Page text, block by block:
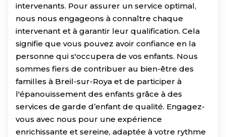
intervenants. Pour assurer un service optimal,
nous nous engageons à connaître chaque
intervenant et à garantir leur qualification. Cela
signifie que vous pouvez avoir confiance en la
personne qui s'occupera de vos enfants. Nous
sommes fiers de contribuer au bien-être des
familles à Breil-sur-Roya et de participer à
l'épanouissement des enfants grâce à des
services de garde d’enfant de qualité. Engagez-
vous avec nous pour une expérience
enrichissante et sereine, adaptée à votre rythme